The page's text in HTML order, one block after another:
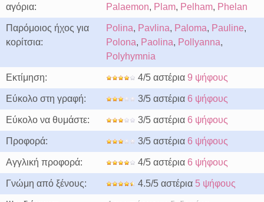
αγόρια:
Palaemon, Plam, Pelham, Phelan
Παρόμοιος ήχος για
κορίτσια:
Polina, Pavlina, Paloma, Pauline,
Polona, Paolina, Pollyanna,
Polyhymnia
Εκτίμηση: 4/5 αστέρια 9 ψήφους
Εύκολο στη γραφή: 3/5 αστέρια 6 ψήφους
Εύκολο να θυμάστε: 3/5 αστέρια 6 ψήφους
Προφορά: 3/5 αστέρια 6 ψήφους
Αγγλική προφορά: 4/5 αστέρια 6 ψήφους
Γνώμη από ξένους: 4.5/5 αστέρια 5 ψήφους